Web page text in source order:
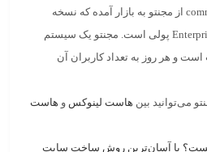
از مجنتو به بازار آمده که نسخه
پولی است. مجنتو یک سیستم
و هر روز به تعداد کاربران آن
می‌توانید بین هاست لینوکس و هاست
با آسان‌ترین روش ساخت سایت